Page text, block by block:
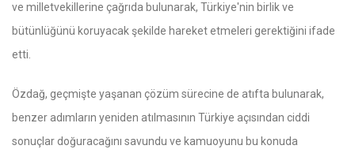
ve milletvekillerine çağrıda bulunarak, Türkiye'nin birlik ve
bütünlüğünü koruyacak şekilde hareket etmeleri gerektiğini ifade
etti.
Özdağ, geçmişte yaşanan çözüm sürecine de atıfta bulunarak,
benzer adımların yeniden atılmasının Türkiye açısından ciddi
sonuçlar doğuracağını savundu ve kamuoyunu bu konuda